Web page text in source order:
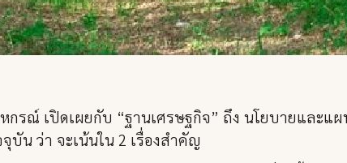
ณ์ เปิดเผยกับ “ฐานเศรษฐกิจ” ถึง นโยบายและแ
บัน ว่า จะเน้นใน 2 เรื่องสำคัญ